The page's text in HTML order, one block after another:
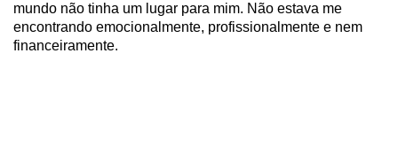
mundo não tinha um lugar para mim. Não estava me
encontrando emocionalmente, profissionalmente e nem
financeiramente.